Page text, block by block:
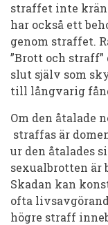
straffet inte
har också ett
genom straffet.
”Brott och
slut själv som
till långvarig
Om den åtalade
straffas är
ur den åtalades
sexualbrotten är
Skadan kan
ofta
högre straff